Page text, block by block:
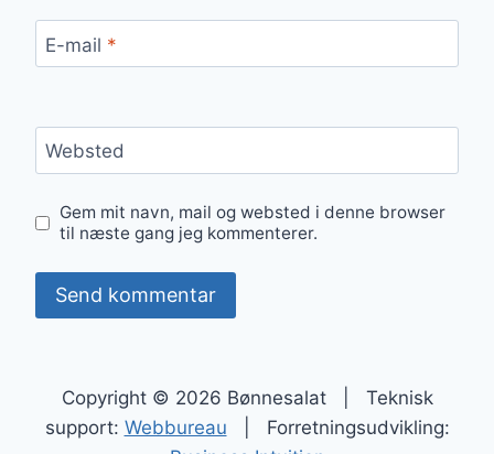
E-mail *
Websted
Gem mit navn, mail og websted i denne browser
til næste gang jeg kommenterer.
Copyright © 2026 Bønnesalat | Teknisk
support: Webbureau | Forretningsudvikling: